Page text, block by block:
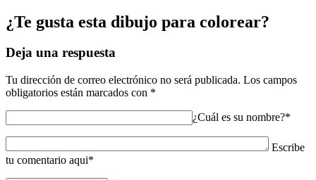
¿Te gusta esta dibujo para colorear?
Deja una respuesta
Tu dirección de correo electrónico no será publicada. Los campos
obligatorios están marcados con *
¿Cuál es su nombre?*
Escribe
tu comentario aqui*